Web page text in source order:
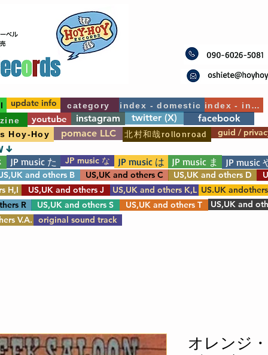
category index - domestic index - int'l
guid /
youtube twitter (X)
instagram
Hoy-Hoy pomace LLC 北村和哉rollonroad
facebook
update info
JP music た JP music な JP music は JP music ま JP music
and others B US,UK and others C US,UK and others D
H,I US,UK and others J US,UK and others K,L
US,UK and others S
R US,UK and others T
US,UK and
V.A. original sound track
↓
US.UK
オレンジ